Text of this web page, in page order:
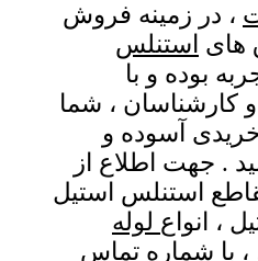
، در زمینه فروش
های استنلس
بوده و با
، شما
خریدی آسوده و
. جهت اطلاع از
استنلس استیل
، انواع لوله
با شماره تماس